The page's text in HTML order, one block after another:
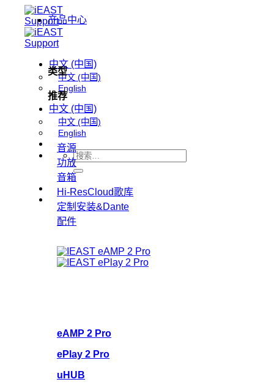
中文 (中国)
中文 (中国)
English
中文 (中国)
中文 (中国)
English
搜
索：
产品中心
类型
推荐
音源
功放
音箱
Hi-ResCloud歌库
定制安装&Dante
配件
eAMP 2 Pro
ePlay 2 Pro
uHUB